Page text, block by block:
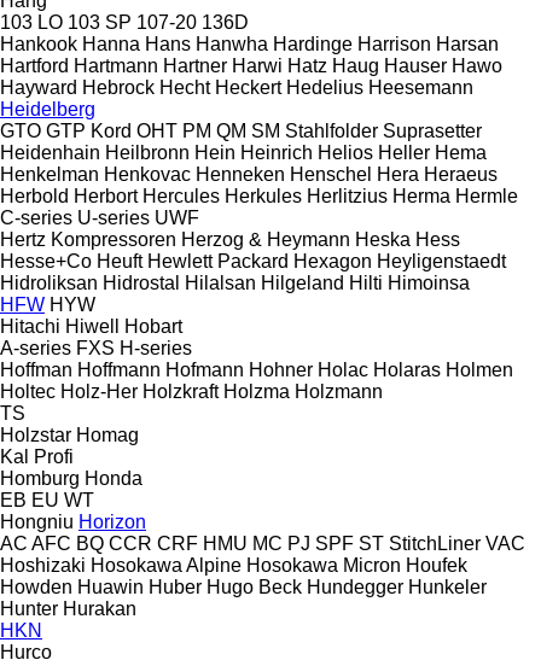
103 LO 103 SP 107-20 136D
Hankook Hanna Hans Hanwha Hardinge Harrison Harsan
Hartford Hartmann Hartner Harwi Hatz Haug Hauser Hawo
Hayward Hebrock Hecht Heckert Hedelius Heesemann
Heidelberg
GTO GTP Kord OHT PM QM SM Stahlfolder Suprasetter
Heidenhain Heilbronn Hein Heinrich Helios Heller Hema
Henkelman Henkovac Henneken Henschel Hera Heraeus
Herbold Herbort Hercules Herkules Herlitzius Herma Hermle
C-series U-series UWF
Hertz Kompressoren Herzog & Heymann Heska Hess
Hesse+Co Heuft Hewlett Packard Hexagon Heyligenstaedt
Hidroliksan Hidrostal Hilalsan Hilgeland Hilti Himoinsa
HFW HYW
Hitachi Hiwell
Hobart
A-series FXS H-series
Hoffman Hoffmann Hofmann Hohner Holac Holaras Holmen
Holtec Holz-Her Holzkraft Holzma Holzmann
TS
Holzstar Homag
Kal
Profi
Homburg Honda
EB EU WT
Hongniu Horizon
AC AFC BQ CCR CRF HMU MC PJ SPF ST StitchLiner VAC
Hoshizaki Hosokawa Alpine Hosokawa Micron Houfek
Howden Huawin Huber Hugo Beck Hundegger Hunkeler
Hunter Hurakan
HKN
Hurco